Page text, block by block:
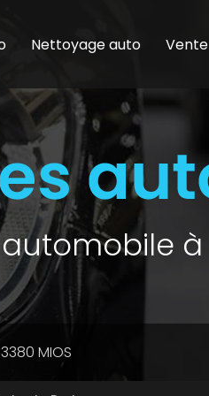
Nettoyage auto
à
MIOS